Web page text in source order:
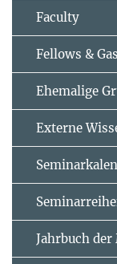
Faculty
Fellows &
Ehemalige
Externe
Jahrbuch